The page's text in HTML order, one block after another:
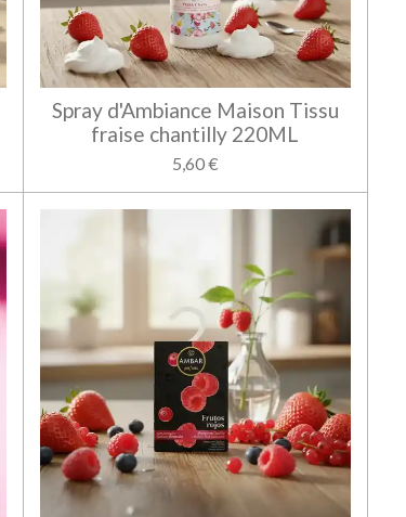
Spray d'Ambiance Maison Tissu
fraise chantilly 220ML
5,60 €